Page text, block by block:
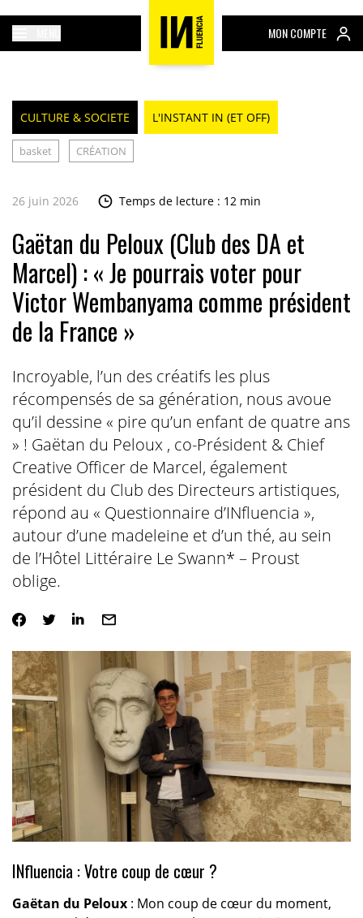
MON COMPTE
CULTURE & SOCIETE L'INSTANT IN (ET OFF)
basket CRÉATION
26 juin 2026 Temps de lecture : 12 min
Gaëtan du Peloux (Club des DA et
Marcel) : « Je pourrais voter pour
Victor Wembanyama comme président
de la France »
Incroyable, l’un des créatifs les plus
récompensés de sa génération, nous avoue
qu’il dessine « pire qu’un enfant de quatre ans
» ! Gaëtan du Peloux , co-Président & Chief
Creative Officer de Marcel, également
président du Club des Directeurs artistiques,
répond au « Questionnaire d’INfluencia »,
autour d’une madeleine et d’un thé, au sein
de l’Hôtel Littéraire Le Swann* – Proust
oblige.
INfluencia : Votre coup de cœur ?
Gaëtan du Peloux: Mon coup de cœur du moment,